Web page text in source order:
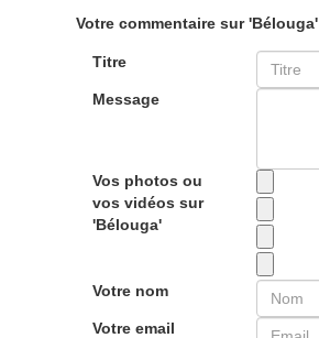
Votre commentaire sur 'Bélouga'
Titre
Message
Vos photos ou
vos vidéos sur
'Bélouga'
Votre nom
Votre email